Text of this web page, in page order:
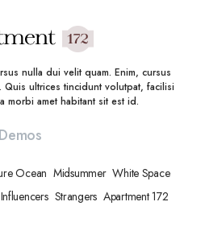
nulla dui velit quam. Enim, cursus
ultrices tincidunt volutpat, facilisi
morbi amet habitant sit est id.
Demos
Ocean Midsummer White Space
Strangers Apartment 172